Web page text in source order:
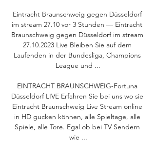
Eintracht Braunschweig gegen Düsseldorf
im stream 27.10 vor 3 Stunden — Eintracht
Braunschweig gegen Düsseldorf im stream
27.10.2023 Live Bleiben Sie auf dem
Laufenden in der Bundesliga, Champions
League und ...
EINTRACHT BRAUNSCHWEIG-Fortuna
Düsseldorf LIVE Erfahren Sie bei uns wo sie
Eintracht Braunschweig Live Stream online
in HD gucken können, alle Spieltage, alle
Spiele, alle Tore. Egal ob bei TV Sendern
wie ...